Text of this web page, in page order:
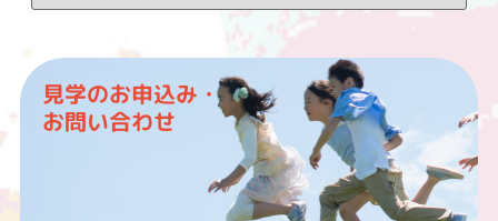
見学のお申込み・
お問い合わせ